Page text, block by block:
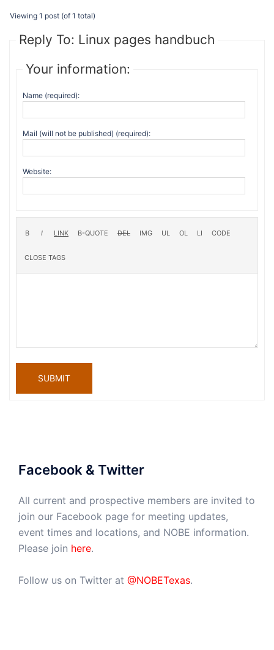
Viewing 1 post (of 1 total)
Reply To: Linux pages handbuch
Your information:
Name (required):
Mail (will not be published) (required):
Website:
SUBMIT
Facebook & Twitter
All current and prospective members are invited to
join our Facebook page for meeting updates,
event times and locations, and NOBE information.
Please join here.
Follow us on Twitter at @NOBETexas.